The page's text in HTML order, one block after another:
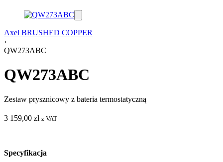
Axel BRUSHED COPPER
›
QW273ABC
QW273ABC
Zestaw prysznicowy z bateria termostatyczną
3 159,00 zł z VAT
Specyfikacja